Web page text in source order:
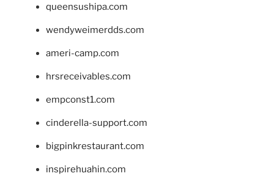
queensushipa.com
wendyweimerdds.com
ameri-camp.com
hrsreceivables.com
empconst1.com
cinderella-support.com
bigpinkrestaurant.com
inspirehuahin.com